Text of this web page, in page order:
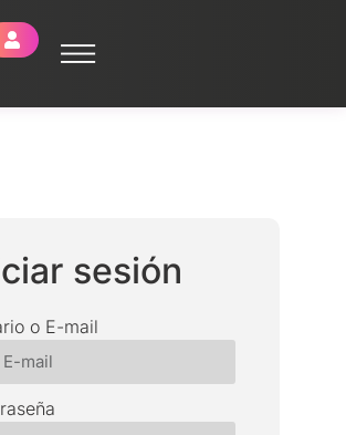
sesión
o E-mail